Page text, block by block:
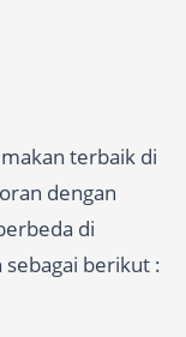
terbaik di
dengan
di
sebagai berikut :